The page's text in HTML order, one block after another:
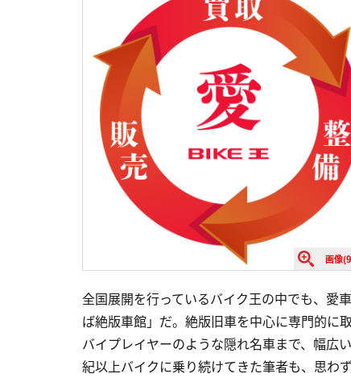
画像
全国展開を行っているバイク王の中でも、愛
ば絶版車館」だ。絶版旧車を中心に専門的に
バイプレイヤーのような隠れ名車まで、幅広
紀以上バイクに乗り続けてきた筆者も、思わ